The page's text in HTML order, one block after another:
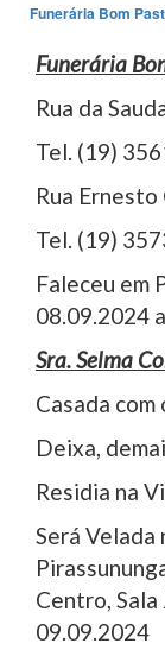
Funerária Bom
Funerária
Rua da
Tel. (19)
Rua
Tel. (19)
Faleceu em
08.09.2024
Sra. Selma
Casada
Deixa,
Residia na
Será Velada
Centro, Sala
09.09.2024